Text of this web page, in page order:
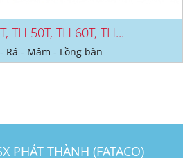
TH 50T, TH 60T, TH...
Rá - Mâm - Lồng bàn
PHÁT THÀNH (FATACO)